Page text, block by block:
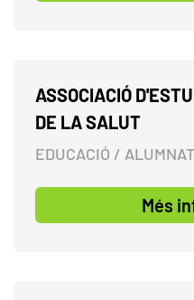
ASSOCIACIÓ
DE LA SALUT
EDUCACIÓ / ALUMNAT
Més